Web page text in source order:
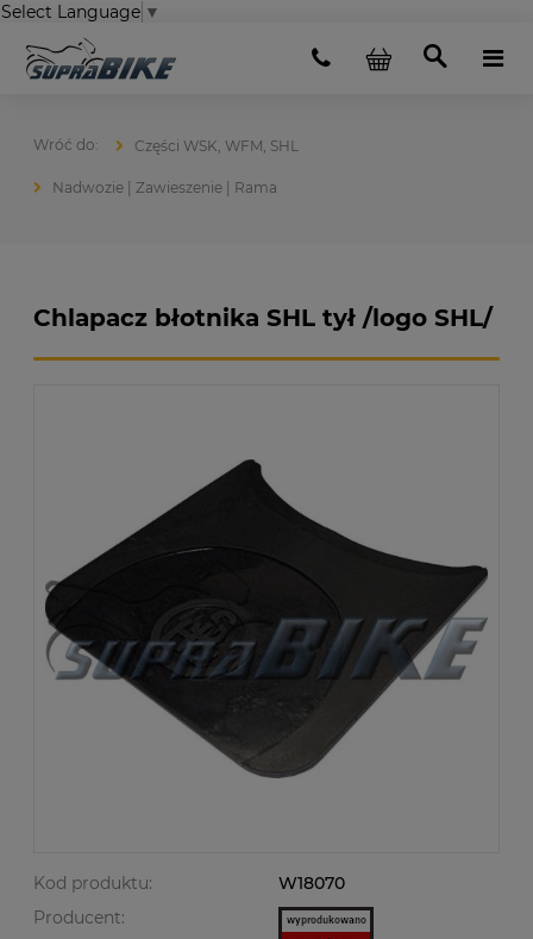
Select Language ▼
Części WSK, WFM, SHL
Nadwozie | Zawieszenie | Rama
Chlapacz błotnika SHL tył /logo SHL/
Kod produktu:
W18070
Producent: